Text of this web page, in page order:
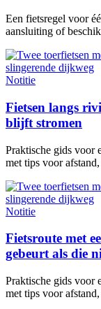
Een fietsregel voor
aansluiting of
Notitie
Fietsen langs
blijft stromen
Praktische gids voor
met tips voor
Notitie
Fietsroute met
gebeurt als die
Praktische gids voor
met tips voor